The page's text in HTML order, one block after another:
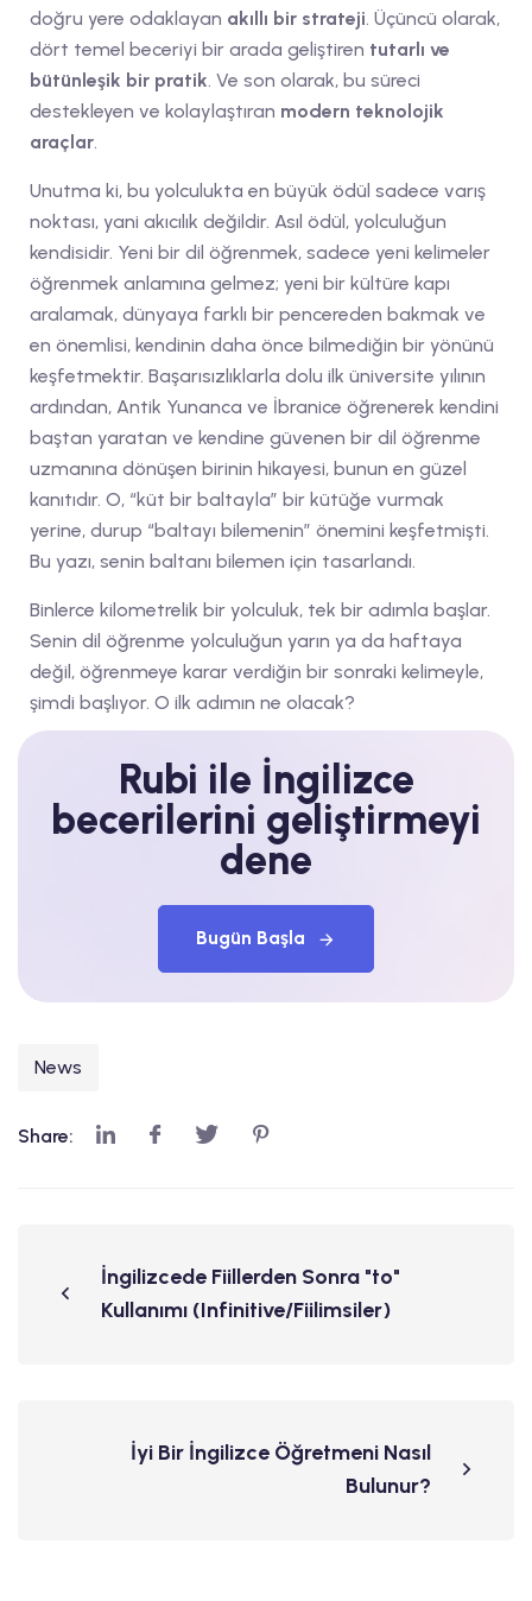
doğru yere odaklayan akıllı bir strateji. Üçüncü olarak,
dört temel beceriyi bir arada geliştiren tutarlı ve
bütünleşik bir pratik. Ve son olarak, bu süreci
destekleyen ve kolaylaştıran modern teknolojik
araçlar.
Unutma ki, bu yolculukta en büyük ödül sadece varış
noktası, yani akıcılık değildir. Asıl ödül, yolculuğun
kendisidir. Yeni bir dil öğrenmek, sadece yeni kelimeler
öğrenmek anlamına gelmez; yeni bir kültüre kapı
aralamak, dünyaya farklı bir pencereden bakmak ve
en önemlisi, kendinin daha önce bilmediğin bir yönünü
keşfetmektir. Başarısızlıklarla dolu ilk üniversite yılının
ardından, Antik Yunanca ve İbranice öğrenerek kendini
baştan yaratan ve kendine güvenen bir dil öğrenme
uzmanına dönüşen birinin hikayesi, bunun en güzel
kanıtıdır. O, “küt bir baltayla” bir kütüğe vurmak
yerine, durup “baltayı bilemenin” önemini keşfetmişti.
Bu yazı, senin baltanı bilemen için tasarlandı.
Binlerce kilometrelik bir yolculuk, tek bir adımla başlar.
Senin dil öğrenme yolculuğun yarın ya da haftaya
değil, öğrenmeye karar verdiğin bir sonraki kelimeyle,
şimdi başlıyor. O ilk adımın ne olacak?
Rubi ile İngilizce
becerilerini geliştirmeyi
dene
Bugün Başla
News
Share:
İngilizcede Fiillerden Sonra "to"
Kullanımı (Infinitive/Fiilimsiler)
İyi Bir İngilizce Öğretmeni Nasıl
Bulunur?